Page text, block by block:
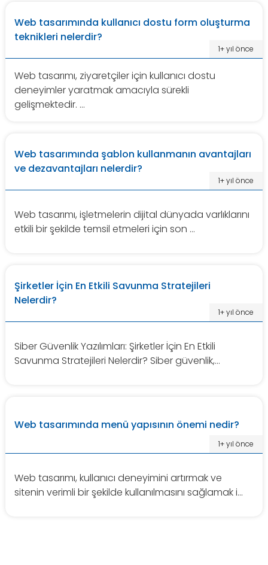
Web tasarımında kullanıcı dostu form oluşturma
teknikleri nelerdir?
1+ yıl önce
Web tasarımı, ziyaretçiler için kullanıcı dostu
deneyimler yaratmak amacıyla sürekli
gelişmektedir. ...
Web tasarımında şablon kullanmanın avantajları
ve dezavantajları nelerdir?
1+ yıl önce
Web tasarımı, işletmelerin dijital dünyada varlıklarını
etkili bir şekilde temsil etmeleri için son ...
Şirketler İçin En Etkili Savunma Stratejileri
Nelerdir?
1+ yıl önce
Siber Güvenlik Yazılımları: Şirketler İçin En Etkili
Savunma Stratejileri Nelerdir? Siber güvenlik,...
Web tasarımında menü yapısının önemi nedir?
1+ yıl önce
Web tasarımı, kullanıcı deneyimini artırmak ve
sitenin verimli bir şekilde kullanılmasını sağlamak i...